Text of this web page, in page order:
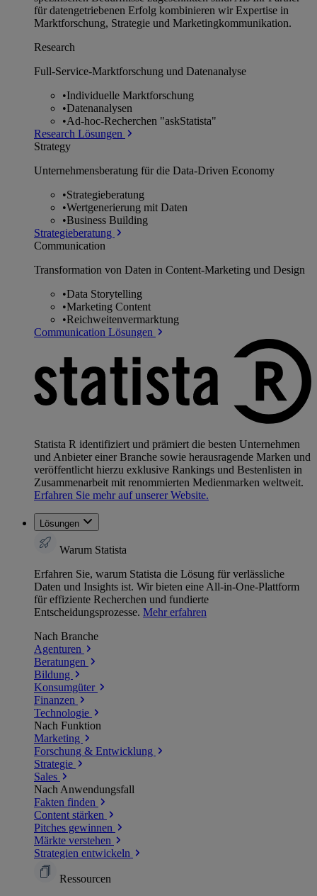
für datengetriebenen Erfolg kombinieren wir Expertise in
Marktforschung, Strategie und Marketingkommunikation.
Research
Full-Service-Marktforschung und Datenanalyse
•Individuelle Marktforschung
•Datenanalysen
•Ad-hoc-Recherchen "askStatista"
Research Lösungen
Strategy
Unternehmens­beratung für die Data-Driven Economy
•Strategieberatung
•Wertgenerierung mit Daten
•Business Building
Strategieberatung
Communication
Transformation von Daten in Content-Marketing und Design
•Data Storytelling
•Marketing Content
•Reichweitenvermarktung
Communication Lösungen
Statista R identifiziert und prämiert die besten Unternehmen
und Anbieter einer Branche sowie herausragende Marken und
veröffentlicht hierzu exklusive Rankings und Bestenlisten in
Zusammenarbeit mit renommierten Medienmarken weltweit.
Erfahren Sie mehr auf unserer Website.
Lösungen
Warum Statista
Erfahren Sie, warum Statista die Lösung für verlässliche
Daten und Insights ist. Wir bieten eine All-in-One-Plattform
für effiziente Recherchen und fundierte
Entscheidungsprozesse. Mehr erfahren
Nach Branche
Agenturen
Beratungen
Bildung
Konsumgüter
Finanzen
Technologie
Nach Funktion
Marketing
Forschung & Entwicklung
Strategie
Sales
Nach Anwendungsfall
Fakten finden
Content stärken
Pitches gewinnen
Märkte verstehen
Strategien entwickeln
Ressourcen